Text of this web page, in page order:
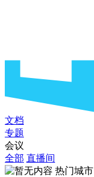
文档
专题
会议
全部 直播间
热门城市